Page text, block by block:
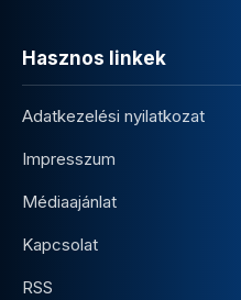
Hasznos linkek
Adatkezelési nyilatkozat
Impresszum
Médiaajánlat
Kapcsolat
RSS